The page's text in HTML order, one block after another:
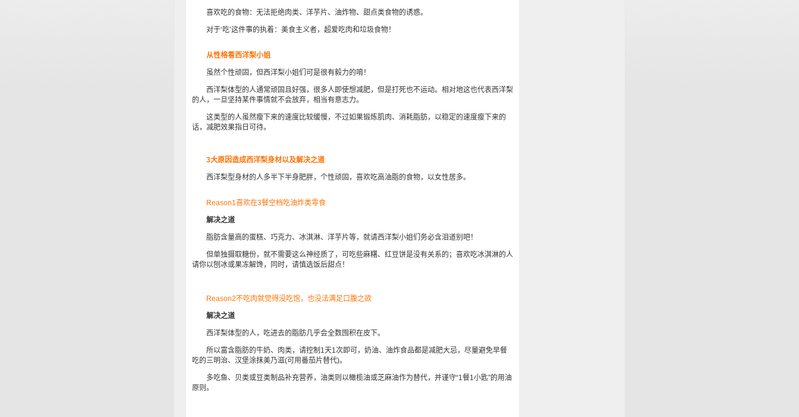
喜欢吃的食物：无法拒绝肉类、洋芋片、油炸物、甜点类食物的诱惑。
对于‘吃’这件事的执着：美食主义者，超爱吃肉和垃圾食物！
从性格看西洋梨小姐
虽然个性顽固，但西洋梨小姐们可是很有毅力的唷！
西洋梨体型的人通常顽固且好强，很多人即使想减肥，但是打死也不运动。相对地这也代表西洋梨
的人，一旦坚持某件事情就不会放弃，相当有意志力。
这类型的人虽然瘦下来的速度比较缓慢，不过如果锻炼肌肉、消耗脂肪，以稳定的速度瘦下来的
话，减肥效果指日可待。
3大原因造成西洋梨身材以及解决之道
西洋梨型身材的人多半下半身肥胖，个性顽固，喜欢吃高油脂的食物，以女性居多。
Reason1喜欢在3餐空档吃油炸类零食
解决之道
脂肪含量高的蛋糕、巧克力、冰淇淋、洋芋片等，就请西洋梨小姐们务必含泪道别吧！
但单独摄取糖份，就不需要这么神经质了，可吃些麻糬、红豆饼是没有关系的；喜欢吃冰淇淋的人
请你以刨冰或果冻解馋，同时，请慎选饭后甜点！
Reason2不吃肉就觉得没吃饱，也没法满足口腹之欲
解决之道
西洋梨体型的人，吃进去的脂肪几乎会全数囤积在皮下。
所以富含脂肪的牛奶、肉类，请控制1天1次即可，奶油、油炸食品都是减肥大忌，尽量避免早餐
吃的三明治、汉堡涂抹美乃滋(可用番茄片替代)。
多吃鱼、贝类或豆类制品补充营养，油类则以橄榄油或芝麻油作为替代，并谨守“1餐1小匙”的用油
原则。